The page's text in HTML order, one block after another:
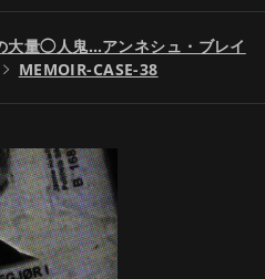
大量◯人鬼…アンネシュ・ブレイ
MEMOIR-CASE-38